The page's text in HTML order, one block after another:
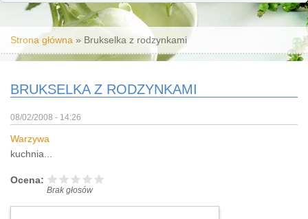
Jesteś tutaj
Strona główna » Brukselka z rodzynkami
BRUKSELKA Z RODZYNKAMI
08/02/2008 - 14:26
Warzywa
kuchnia...
Ocena:
Brak głosów